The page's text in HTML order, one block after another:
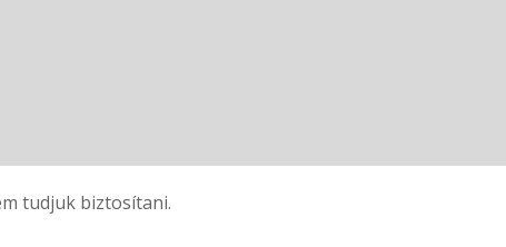
tudjuk biztosítani.